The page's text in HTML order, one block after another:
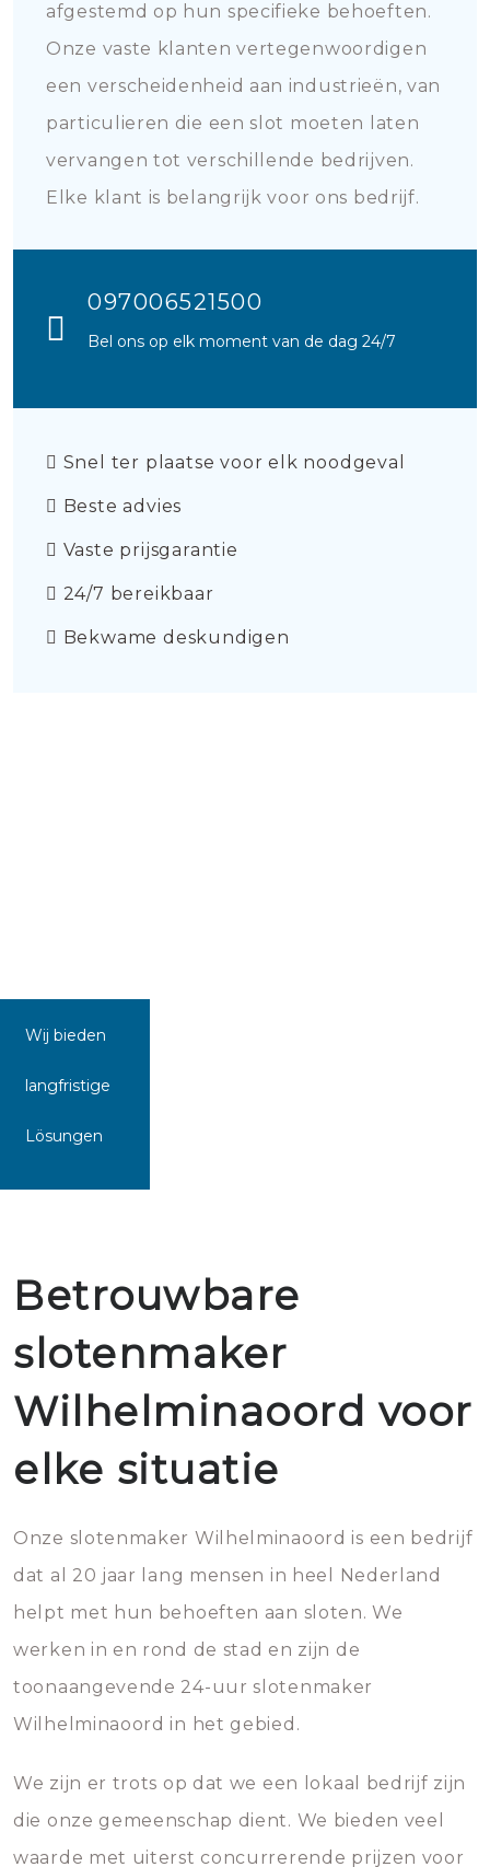
afgestemd op hun specifieke behoeften.
Onze vaste klanten vertegenwoordigen
een verscheidenheid aan industrieën, van
particulieren die een slot moeten laten
vervangen tot verschillende bedrijven.
Elke klant is belangrijk voor ons bedrijf.
097006521500
Bel ons op elk moment van de dag 24/7
Snel ter plaatse voor elk noodgeval
Beste advies
Vaste prijsgarantie
24/7 bereikbaar
Bekwame deskundigen
Wij bieden
langfristige
Lösungen
Betrouwbare
slotenmaker
Wilhelminaoord voor
elke situatie
Onze slotenmaker Wilhelminaoord is een bedrijf
dat al 20 jaar lang mensen in heel Nederland
helpt met hun behoeften aan sloten. We
werken in en rond de stad en zijn de
toonaangevende 24-uur slotenmaker
Wilhelminaoord in het gebied.
We zijn er trots op dat we een lokaal bedrijf zijn
die onze gemeenschap dient. We bieden veel
waarde met uiterst concurrerende prijzen voor